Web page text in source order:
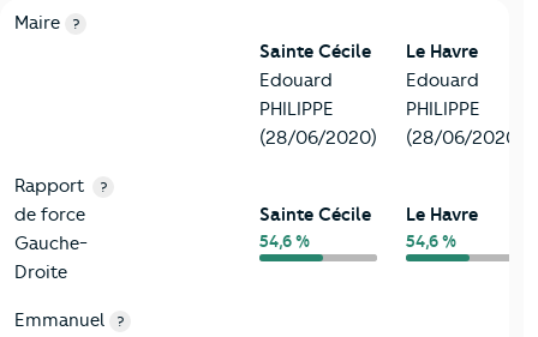
6-Politique
Critères
Maire ?
Sainte Cécile
Edouard
PHILIPPE
(28/06/2020)
Le Havre
Edouard
PHILIPPE
(28/06/2020)
Rapport
de force
Gauche-
Droite
?
Sainte Cécile
54,6 %
Le Havre
54,6 %
Emmanuel
?